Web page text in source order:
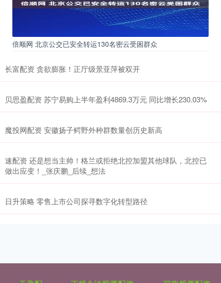
倍顺网 北京公交已安全转运130名密云受困群众
长富配资 贪欲膨胀！正厅级景亚萍被双开
贝思盈配资 苏宁易购上半年盈利4869.3万元 同比增长230.03%
魔投网配资 安徽扬子鳄野外种群数量创历史新高
速配资 还是想当主帅！格兰或拒绝北控加盟其他球队，北控已
做出应变！_张庆鹏_后续_想法
日升策略 零售上市公司探寻数字化转型路径